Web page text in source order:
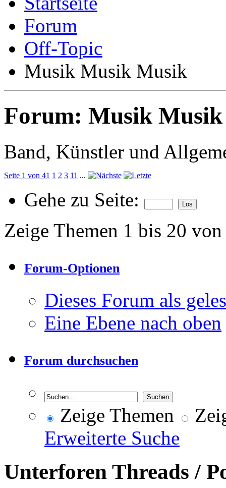
Forum
Off-Topic
Musik Musik Musik
Forum: Musik
Band, Künstler und
Seite 1 von 41 1 2 3 11 ...
Gehe zu Seite:
Zeige Themen 1 bis 20
Forum-Optionen
Dieses Forum als
Eine Ebene nach oben
Forum durchsuchen
Zeige Themen
Erweiterte Suche
Unterforen Threads /